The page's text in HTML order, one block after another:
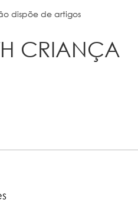
dispõe de artigos
CRIANÇA